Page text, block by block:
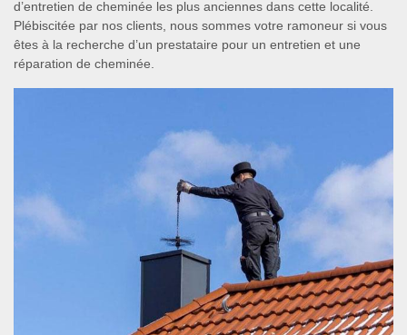
d’entretien de cheminée les plus anciennes dans cette localité.
Plébiscitée par nos clients, nous sommes votre ramoneur si vous
êtes à la recherche d’un prestataire pour un entretien et une
réparation de cheminée.